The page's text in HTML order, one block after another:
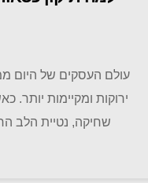
עולם העסקים של היום
ירוקות ומקיימות יותר.
שחיקה, נטיית הלב